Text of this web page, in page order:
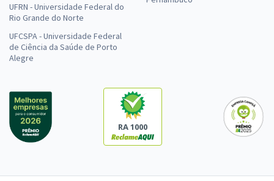
UFRN - Universidade Federal do
Rio Grande do Norte
UFCSPA - Universidade Federal
de Ciência da Saúde de Porto
Alegre
RA 1000